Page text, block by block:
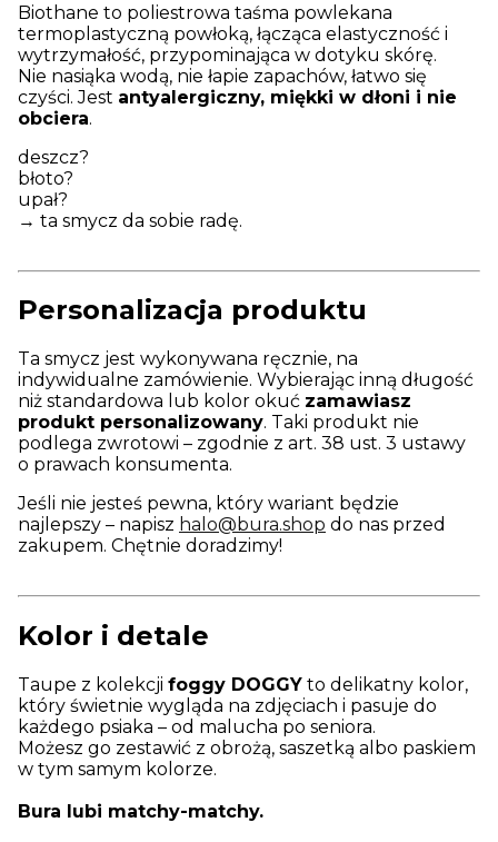
Biothane to poliestrowa taśma powlekana
termoplastyczną powłoką, łącząca elastyczność i
wytrzymałość, przypominająca w dotyku skórę.
Nie nasiąka wodą, nie łapie zapachów, łatwo się
czyści. Jest antyalergiczny, miękki w dłoni i nie
obciera.
deszcz?
błoto?
upał?
→ ta smycz da sobie radę.
Personalizacja produktu
Ta smycz jest wykonywana ręcznie, na
indywidualne zamówienie. Wybierając inną długość
niż standardowa lub kolor okuć zamawiasz
produkt personalizowany. Taki produkt nie
podlega zwrotowi – zgodnie z art. 38 ust. 3 ustawy
o prawach konsumenta.
Jeśli nie jesteś pewna, który wariant będzie
najlepszy – napisz halo@bura.shop do nas przed
zakupem. Chętnie doradzimy!
Kolor i detale
Taupe z kolekcji foggy DOGGY to delikatny kolor,
który świetnie wygląda na zdjęciach i pasuje do
każdego psiaka – od malucha po seniora.
Możesz go zestawić z obrożą, saszetką albo paskiem
w tym samym kolorze.
Bura lubi matchy-matchy.